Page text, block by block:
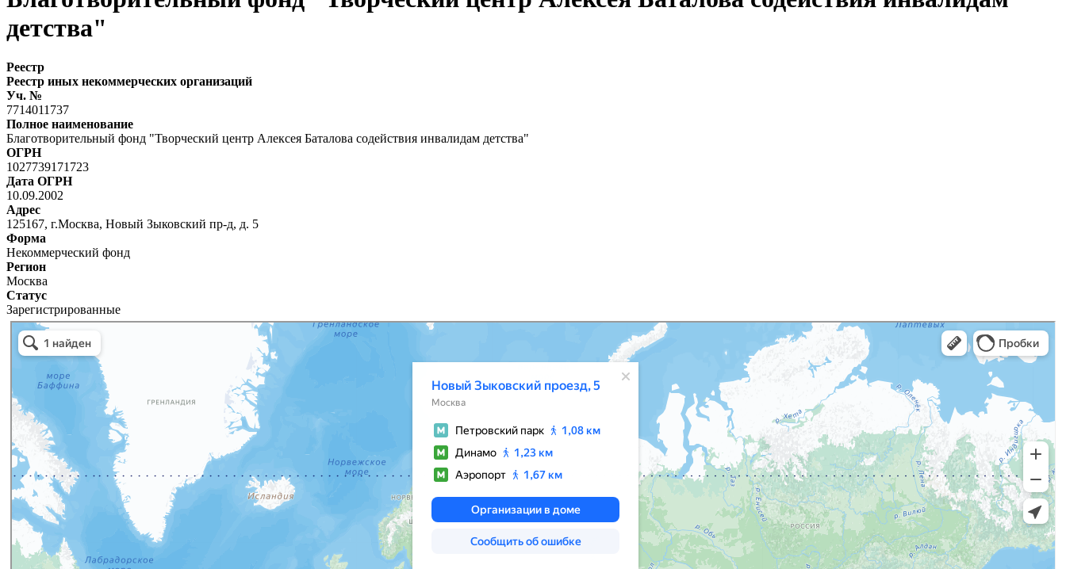
детства"
Реестр
Реестр иных некоммерческих организаций
Уч. №
7714011737
Полное наименование
Благотворительный фонд "Творческий центр Алексея Баталова содействия инвалидам детства"
ОГРН
1027739171723
Дата ОГРН
10.09.2002
Адрес
125167, г.Москва, Новый Зыковский пр-д, д. 5
Форма
Некоммерческий фонд
Регион
Москва
Статус
Зарегистрированные